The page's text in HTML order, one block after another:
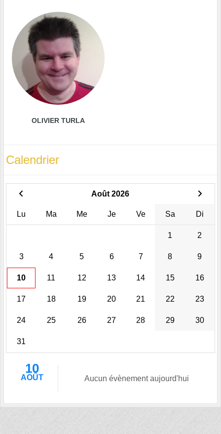
OLIVIER TURLA
Calendrier
Août 2026
Lu Ma Me Je Ve Sa Di
1 2
3 4 5 6 7 8 9
10 11 12 13 14 15 16
17 18 19 20 21 22 23
24 25 26 27 28 29 30
31
10
AOÛT Aucun évènement aujourd'hui